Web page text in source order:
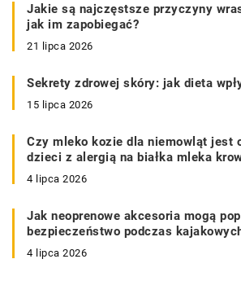
Jakie są najczęstsze przyczyny
jak im zapobiegać?
21 lipca 2026
Sekrety zdrowej skóry: jak dieta
15 lipca 2026
Czy mleko kozie dla niemowląt jest
dzieci z alergią na białka mleka
4 lipca 2026
Jak neoprenowe akcesoria mogą
bezpieczeństwo podczas
4 lipca 2026